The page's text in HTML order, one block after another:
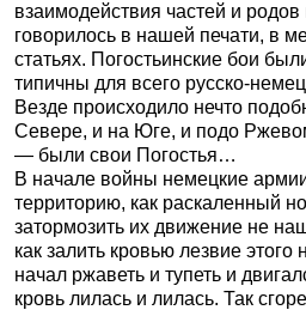
взаимодействия частей и родов
говорилось в нашей печати, в
статьях. Погостьинские бои
типичны для всего русско-
Везде происходило нечто
Севере, и на Юге, и подо
— были свои Погостья…
В начале войны немецкие
территорию, как раскаленный
затормозить их движение не
как залить кровью лезвие
начал ржаветь и тупеть и
кровь лилась и лилась. Так